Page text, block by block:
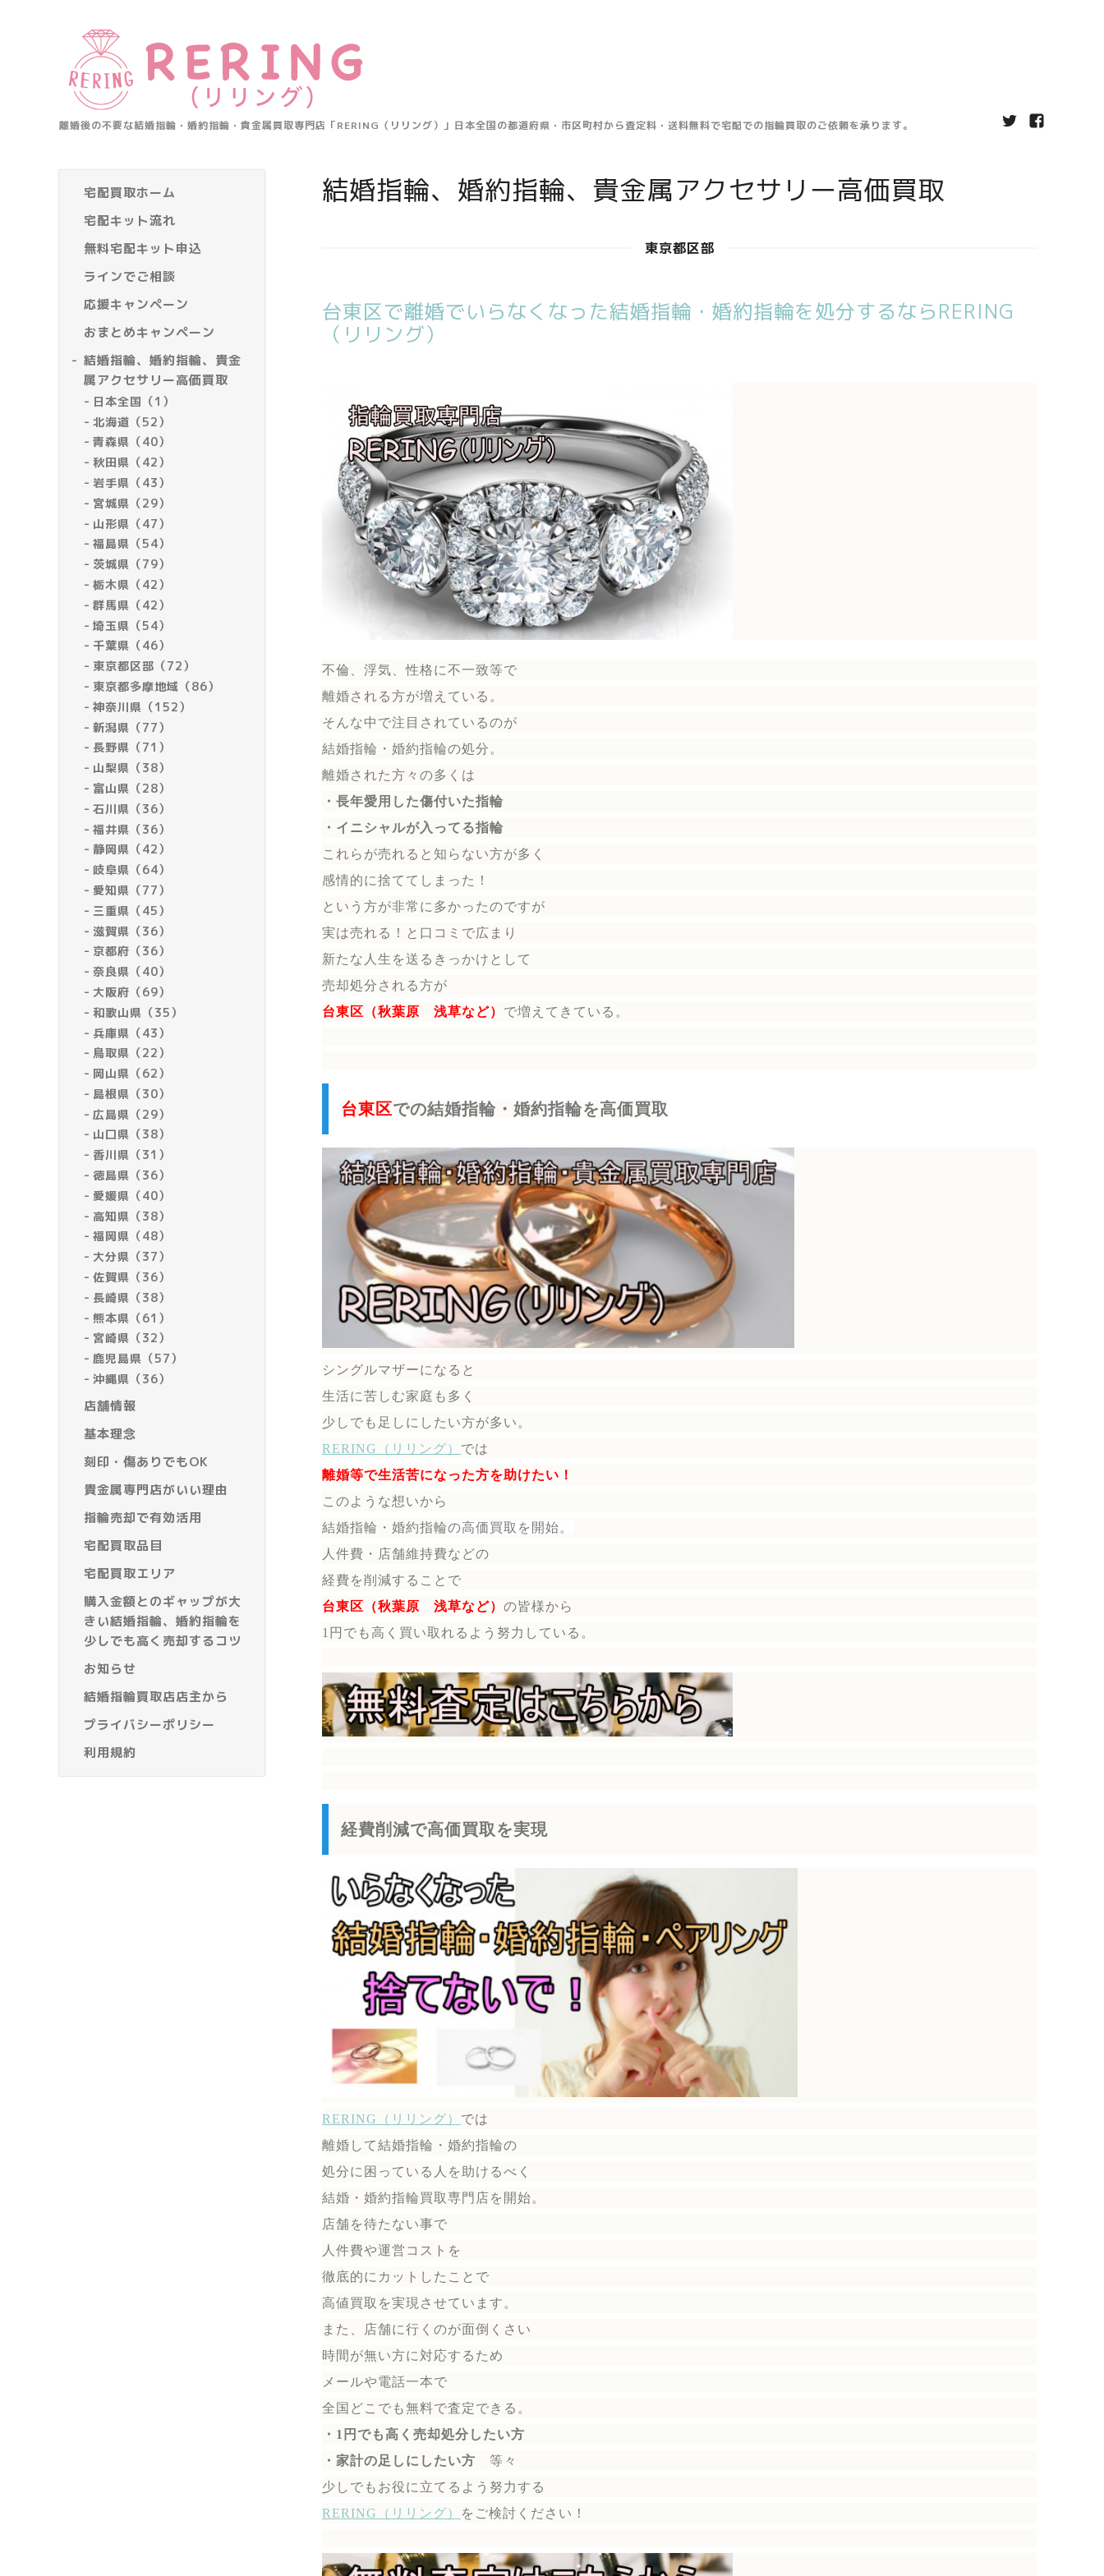
離婚後の不要な結婚指輪・婚約指輪・貴金属買取専門店「RERING（リリング）」日本全国の都道府県・市区町村から査定料・送料無料で宅配での指輪買取のご依頼を承ります。
宅配買取ホーム
宅配キット流れ
無料宅配キット申込
ラインでご相談
応援キャンペーン
おまとめキャンペーン
結婚指輪、婚約指輪、貴金
属アクセサリー高価買取
日本全国（1）
北海道（52）
青森県（40）
秋田県（42）
岩手県（43）
宮城県（29）
山形県（47）
福島県（54）
茨城県（79）
栃木県（42）
群馬県（42）
埼玉県（54）
千葉県（46）
東京都区部（72）
東京都多摩地域（86）
神奈川県（152）
新潟県（77）
長野県（71）
山梨県（38）
富山県（28）
石川県（36）
福井県（36）
静岡県（42）
岐阜県（64）
愛知県（77）
三重県（45）
滋賀県（36）
京都府（36）
奈良県（40）
大阪府（69）
和歌山県（35）
兵庫県（43）
鳥取県（22）
岡山県（62）
島根県（30）
広島県（29）
山口県（38）
香川県（31）
徳島県（36）
愛媛県（40）
高知県（38）
福岡県（48）
大分県（37）
佐賀県（36）
長崎県（38）
熊本県（61）
宮崎県（32）
鹿児島県（57）
沖縄県（36）
店舗情報
基本理念
刻印・傷ありでもOK
貴金属専門店がいい理由
指輪売却で有効活用
宅配買取品目
宅配買取エリア
購入金額とのギャップが大
きい結婚指輪、婚約指輪を
少しでも高く売却するコツ
お知らせ
結婚指輪買取店店主から
プライバシーポリシー
利用規約
結婚指輪、婚約指輪、貴金属アクセサリー高価買取
東京都区部
台東区で離婚でいらなくなった結婚指輪・婚約指輪を処分するならRERING
（リリング）
不倫、浮気、性格に不一致等で
離婚される方が増えている。
そんな中で注目されているのが
結婚指輪 ・婚約指輪の処分。
離婚された方々の多くは
・長年愛用した傷付いた指輪
・イニシャルが入ってる指輪
これらが売れると知らない方が多く
感情的に捨ててしまった！
という方が非常に多かったのですが
実は売れる！と口コミで広まり
新たな人生を送る きっかけとして
売却処分される方が
台東区（秋葉原 浅草など） で増えてきている。
台東区での結婚指輪・婚約指輪を高価買取
シングルマザーになると
生活に苦しむ家庭も多く
少しでも足しにしたい方が多い。
RERING（リリング） では
離婚等で生活苦になった方を助けたい！
このような想いから
結婚指輪・婚約指輪の高価買取を開始。
人件費・店舗維持費などの
経費を削減することで
台東区（秋葉原 浅草など） の皆様から
1円でも高く買い取れるよう努力している。
経費削減で高価買取を実現
RERING（リリング） では
離婚して結婚指輪・婚約指輪の
処分に困っている人を助けるべく
結婚・婚約指輪買取専門店を開始。
店舗を待たない事で
人件費や運営コストを
徹底的にカットしたことで
高値買取を実現させています。
また、店舗に行くのが面倒くさい
時間が無い方に対応するため
メールや電話一本で
全国どこでも無料で査定できる。
・1円でも高く売却処分したい方
・家計の足しにしたい方 等々
少しでもお役に立てるよう努力する
RERING（リリング）
を ご検討ください！